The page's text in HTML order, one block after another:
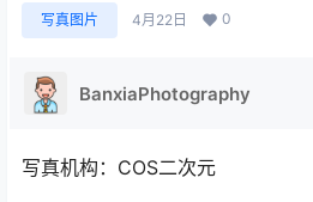
写真图片 4月22日 0
BanxiaPhotography
写真机构：COS二次元